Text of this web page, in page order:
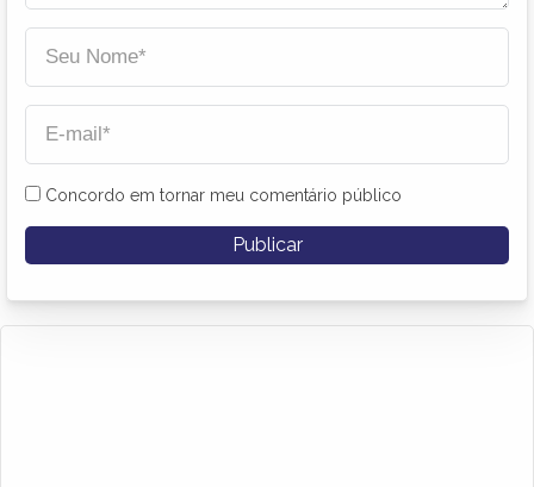
Concordo em tornar meu comentário público